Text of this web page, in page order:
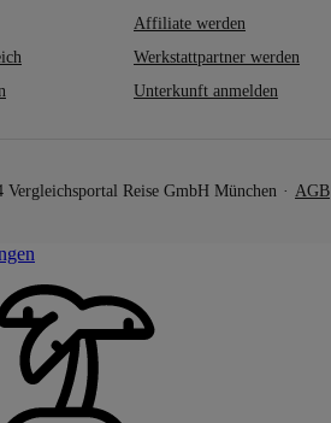
Affiliate werden
Werkstattpartner werden
Unterkunft anmelden
Reise GmbH München AGB